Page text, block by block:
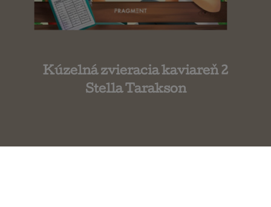
Kúzelná zvieracia kaviareň 2
Stella Tarakson